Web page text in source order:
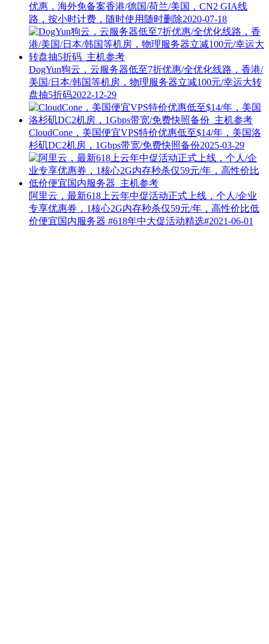
优惠，海外免备案香港/德国/荷兰/美国，CN2 GIA线
路，按小时计费，随时使用随时删除2020-07-18
DogYun狗云，云服务器低至7折优惠/全优化线路，香港/
美国/日本/韩国等机房，物理服务器立减100元/幸运大转
盘抽5折码2022-12-29
CloudCone，美国便宜VPS特价优惠低至$14/年，美国洛
杉矶DC2机房，1Gbps带宽/免费快照备份2025-03-29
阿里云，最新618上云年中促活动正式上线，个人/企业
专享优惠券，1核心2G内存秒杀仅59元/年，高性价比低
价便宜国内服务器 #618年中大促活动精选#2021-06-01